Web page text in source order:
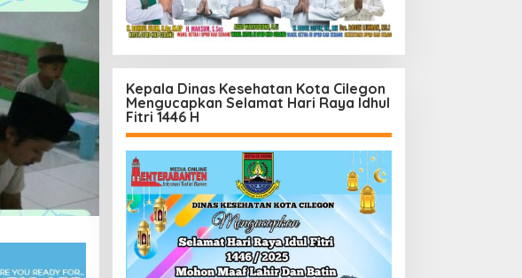
Kepala Dinas Kesehatan Kota Cilegon
Mengucapkan Selamat Hari Raya Idhul
Fitri 1446 H